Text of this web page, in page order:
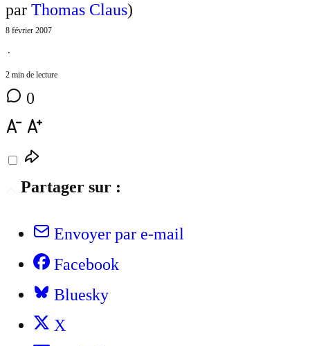
par Thomas Claus)
8 février 2007
⋅
2 min de lecture
0
Partager sur :
Envoyer par e-mail
Facebook
Bluesky
X